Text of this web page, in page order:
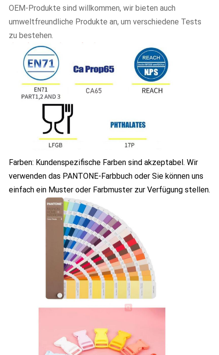
OEM-Produkte sind willkommen, wir bieten auch
umweltfreundliche Produkte an, um verschiedene Tests
zu bestehen.
Farben: Kundenspezifische Farben sind akzeptabel. Wir
verwenden das PANTONE-Farbbuch oder Sie können uns
einfach ein Muster oder Farbmuster zur Verfügung stellen.